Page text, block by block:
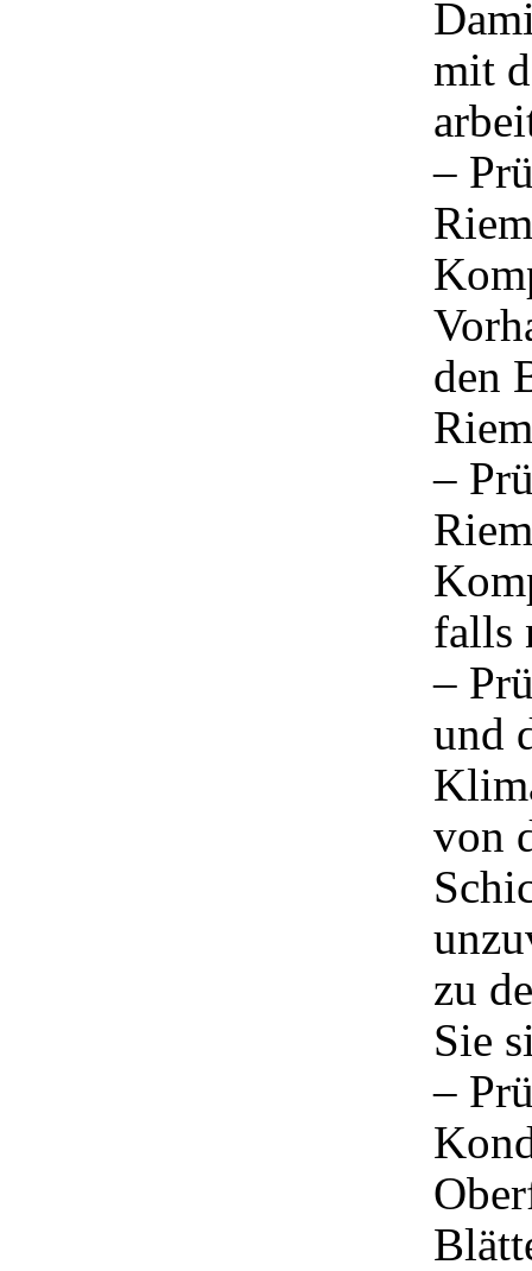
mit
–
den
–
falls
–
und
von
zu
Sie
–